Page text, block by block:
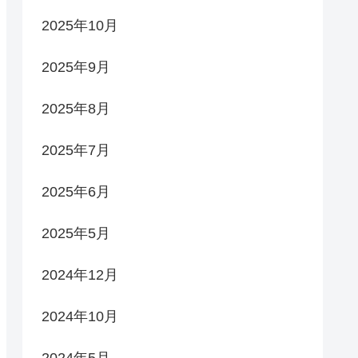
2025年10月
2025年9月
2025年8月
2025年7月
2025年6月
2025年5月
2024年12月
2024年10月